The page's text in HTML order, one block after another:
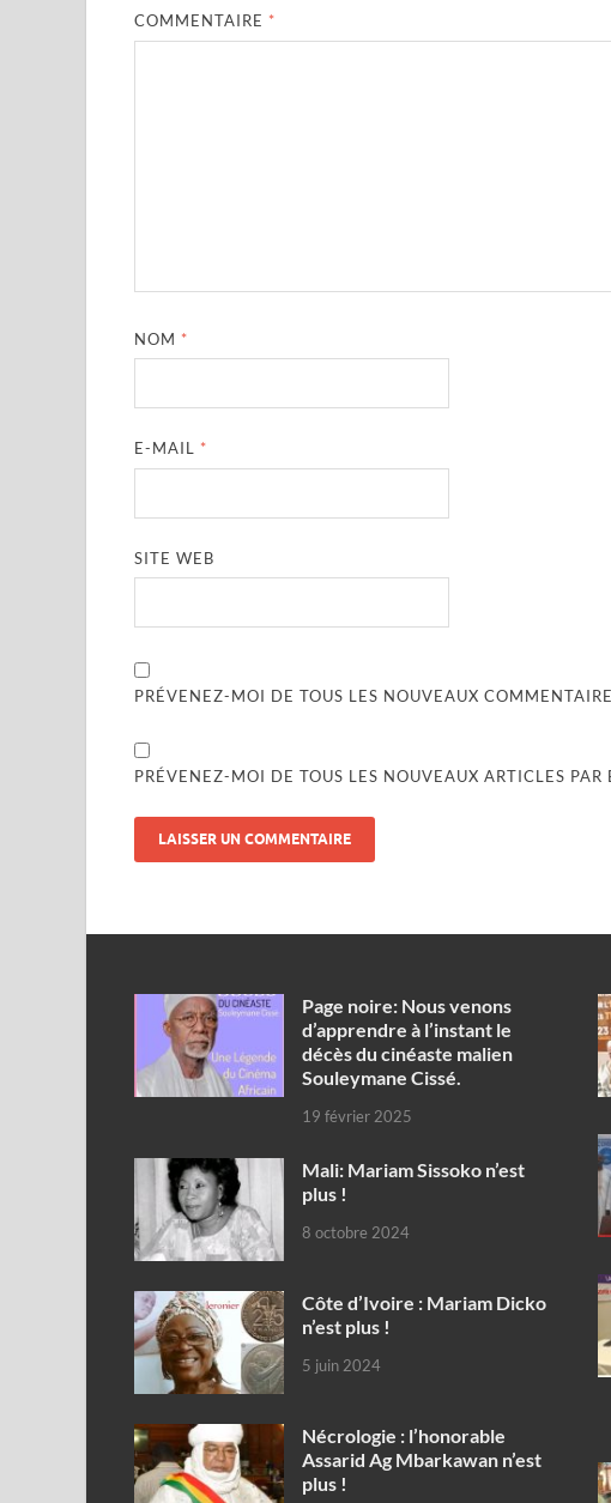
COMMENTAIRE *
NOM *
E-MAIL *
SITE WEB
PRÉVENEZ-MOI DE TOUS LES NOUVEAUX
PRÉVENEZ-MOI DE TOUS LES NOUVEAUX ARTICLES PAR
Page noire: Nous venons
d’apprendre à l’instant le
décès du cinéaste malien
Souleymane Cissé.
19 février 2025
Mali: Mariam Sissoko n’est
plus !
8 octobre 2024
Côte d’Ivoire : Mariam Dicko
n’est plus !
5 juin 2024
Nécrologie : l’honorable
Assarid Ag Mbarkawan n’est
plus !